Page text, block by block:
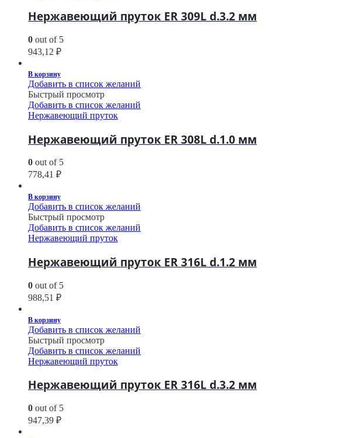
Нержавеющий пруток ER 309L d.3.2 мм
0 out of 5
943,12 ₽
В корзину
Добавить в список желаний
Быстрый просмотр
Добавить в список желаний
Нержавеющий пруток
Нержавеющий пруток ER 308L d.1.0 мм
0 out of 5
778,41 ₽
В корзину
Добавить в список желаний
Быстрый просмотр
Добавить в список желаний
Нержавеющий пруток
Нержавеющий пруток ER 316L d.1.2 мм
0 out of 5
988,51 ₽
В корзину
Добавить в список желаний
Быстрый просмотр
Добавить в список желаний
Нержавеющий пруток
Нержавеющий пруток ER 316L d.3.2 мм
0 out of 5
947,39 ₽